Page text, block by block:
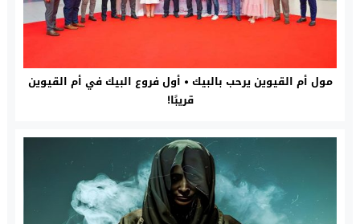
مول أم القيوين يرحب بالبيك • أول فروع البيك في أم القيوين
قريبًا!